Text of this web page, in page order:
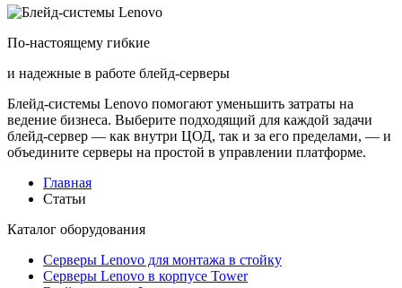
По-настоящему гибкие
и надежные в работе блейд-серверы
Блейд-системы Lenovo помогают уменьшить затраты на
ведение бизнеса. Выберите подходящий для каждой задачи
блейд-сервер — как внутри ЦОД, так и за его пределами, — и
объедините серверы на простой в управлении платформе.
Главная
Статьи
Каталог оборудования
Серверы Lenovo для монтажа в стойку
Серверы Lenovo в корпусе Tower